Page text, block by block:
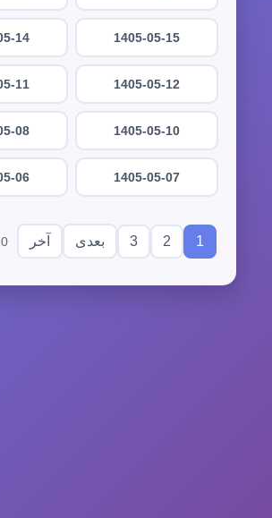
1405-05-15
14
1405-05-12
11
1405-05-10
08
1405-05-07
06
1
2
3 بعدی آخر 1-